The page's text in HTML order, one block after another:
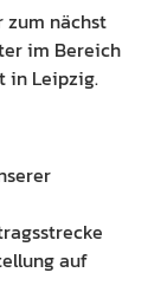
zum nächst
im Bereich
in Leipzig.
auf